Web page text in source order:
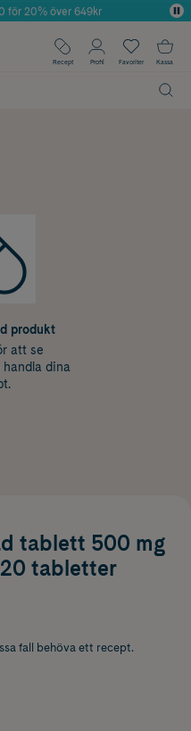
Skönhet
för 20% över 649kr
köp*
Recept Profil Favoriter Kassa
produkt
att se
handla dina
tablett 500 mg
tabletter
fall behöva ett recept.